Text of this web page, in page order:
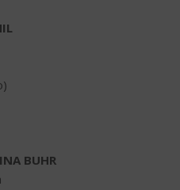
BUHR